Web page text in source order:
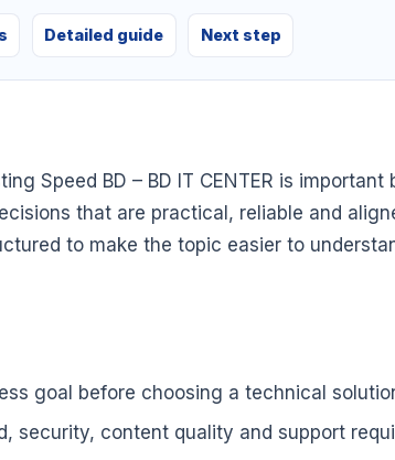
Detailed guide Next step
Speed BD – BD IT CENTER is important
that are practical, reliable and
to make the topic easier to
goal before choosing a technical
security, content quality and support